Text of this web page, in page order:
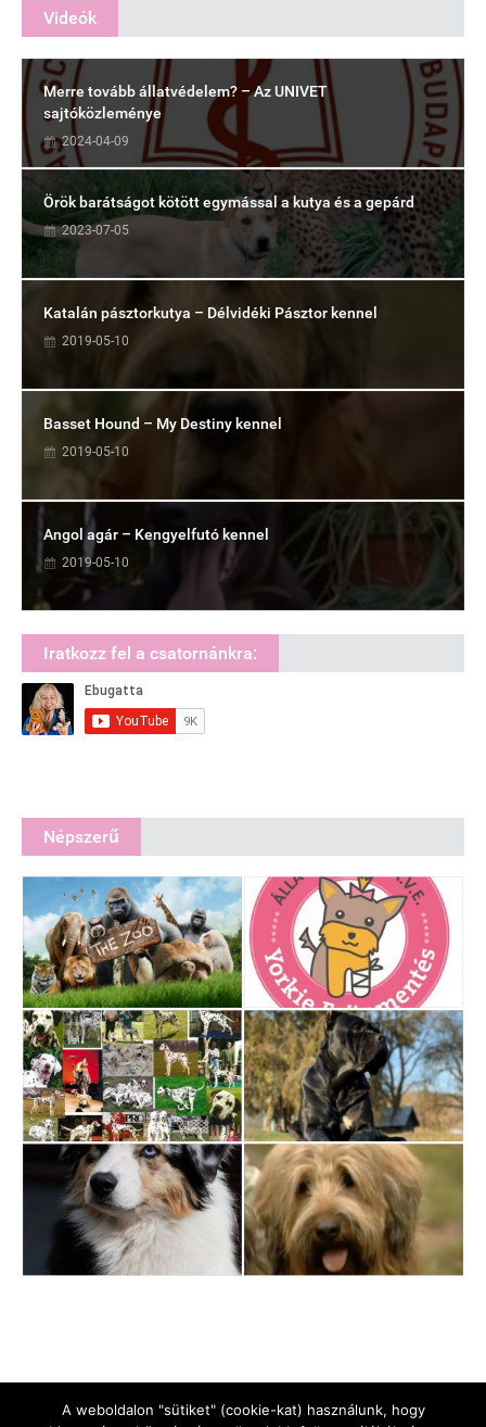
Videók
Merre tovább állatvédelem? – Az UNIVET
sajtóközleménye
2024-04-09
Örök barátságot kötött egymással a kutya és a gepárd
2023-07-05
Katalán pásztorkutya – Délvidéki Pásztor kennel
2019-05-10
Basset Hound – My Destiny kennel
2019-05-10
Angol agár – Kengyelfutó kennel
2019-05-10
Iratkozz fel a csatornánkra:
Népszerű
A weboldalon "sütiket" (cookie-kat) használunk, hogy